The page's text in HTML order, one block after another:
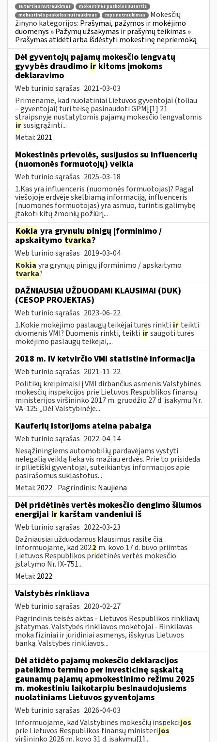
sutarties nutraukimas
mokestinės paskolos sutartis
mokestinės paskolos nutraukimas
mps nutraukimas
Mokesčių
žinyno kategorijos: Prašymai, pažymos ir mokėjimo
duomenys » Pažymų užsakymas ir prašymų teikimas »
Prašymas atidėti arba išdėstyti mokestinę nepriemoką
Dėl gyventojų pajamų mokesčio lengvatų
gyvybės draudimo ir kitoms įmokoms
deklaravimo
Web turinio sąrašas 2021-03-03
Primename, kad nuolatiniai Lietuvos gyventojai (toliau
– gyventojai) turi teisę pasinaudoti GPMĮ[1] 21
straipsnyje nustatytomis pajamų mokesčio lengvatomis
irsusigrąžinti...
Metai: 2021
Mokestinės prievolės, susijusios su influencerių
(nuomonės formuotojų) veikla
Web turinio sąrašas 2025-03-18
1.Kas yra influenceris (nuomonės formuotojas)? Pagal
viešojoje erdvėje skelbiamą informaciją, influenceris
(nuomonės formuotojas) yra asmuo, turintis galimybę
įtakoti kitų žmonių požiūrį...
Kokia yra grynųjų pinigų įforminimo /
apskaitymo tvarka?
Web turinio sąrašas 2019-03-04
Kokia yra grynųjų pinigų įforminimo / apskaitymo
tvarka?
DAŽNIAUSIAI UŽDUODAMI KLAUSIMAI (DUK)
(CESOP PROJEKTAS)
Web turinio sąrašas 2023-06-22
1.Kokie mokėjimo paslaugų teikėjai turės rinkti ir teikti
duomenis VMI? Duomenis rinkti, teikti irsaugoti turės
mokėjimo paslaugų teikėjai,...
2018 m. IV ketvirčio VMI statistinė informacija
Web turinio sąrašas 2021-11-22
Politikų kreipimaisi į VMI dirbančius asmenis Valstybinės
mokesčių inspekcijos prie Lietuvos Respublikos finansų
ministerijos viršininko 2017 m. gruodžio 27 d. įsakymu Nr.
VA-125 „Dėl Valstybinėje...
Kauferių istorijoms ateina pabaiga
Web turinio sąrašas 2022-04-14
Nesąžiningiems automobilių pardavėjams vystyti
nelegalią veiklą lieka vis mažiau erdvės. Prie to prisideda
ir pilietiški gyventojai, suteikiantys informacijos apie
pasirašomus suklastotus...
Metai: 2022 Pagrindinis: Naujiena
Dėl pridėtinės vertės mokesčio dengimo šilumos
energijai ir karštam vandeniui iš
Web turinio sąrašas 2022-03-23
Dažniausiai užduodamus klausimus rasite čia.
Informuojame, kad 2022 m. kovo 17 d. buvo priimtas
Lietuvos Respublikos pridėtinės vertės mokesčio
įstatymo Nr. IX-751...
Metai: 2022
Valstybės rinkliava
Web turinio sąrašas 2020-02-27
Pagrindinis teisės aktas - Lietuvos Respublikos rinkliavų
įstatymas. Valstybės rinkliavos mokėtojai - Rinkliavas
moka fiziniai ir juridiniai asmenys, išskyrus Lietuvos
banką. Valstybės rinkliavos...
Dėl atidėto pajamų mokesčio deklaracijos
pateikimo termino per investicinę sąskaitą
gaunamų pajamų apmokestinimo režimu 2025
m. mokestiniu laikotarpiu besinaudojusiems
nuolatiniams Lietuvos gyventojams
Web turinio sąrašas 2026-04-03
Informuojame, kad Valstybinės mokesčių inspekcijos
prie Lietuvos Respublikos finansų ministerijos
viršininko 2026 m. kovo 31 d. įsakymu[1]...